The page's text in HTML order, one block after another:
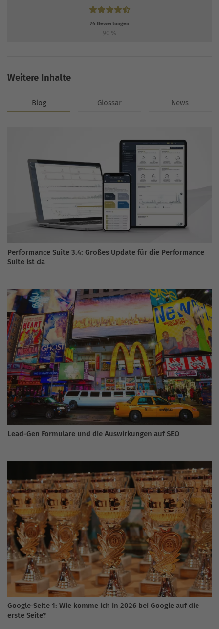
74 Bewertungen
90 %
Weitere Inhalte
Blog Glossar News
Performance Suite 3.4: Großes Update für die Performance
Suite ist da
Lead-Gen Formulare und die Auswirkungen auf SEO
Google-Seite 1: Wie komme ich in 2026 bei Google auf die
erste Seite?